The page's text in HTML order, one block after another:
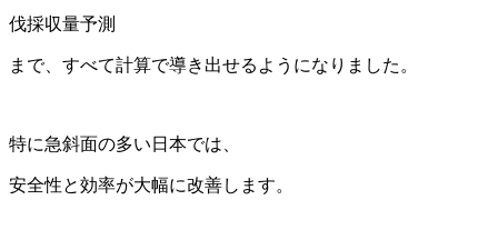
伐採収量予測
まで、すべて計算で導き出せるようになりました。
特に急斜面の多い日本では、
安全性と効率が大幅に改善します。